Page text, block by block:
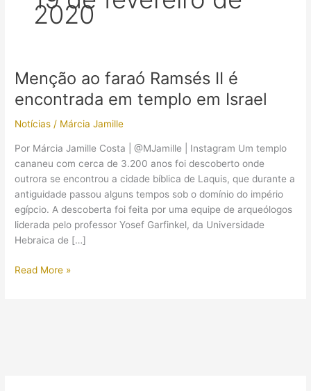
2020
Menção ao faraó Ramsés II é
encontrada em templo em Israel
Notícias / Márcia Jamille
Por Márcia Jamille Costa | @MJamille | Instagram Um templo
cananeu com cerca de 3.200 anos foi descoberto onde
outrora se encontrou a cidade bíblica de Laquis, que durante a
antiguidade passou alguns tempos sob o domínio do império
egípcio. A descoberta foi feita por uma equipe de arqueólogos
liderada pelo professor Yosef Garfinkel, da Universidade
Hebraica de […]
Menção
Read More »